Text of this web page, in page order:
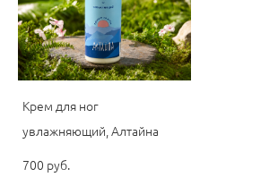
Крем для ног
увлажняющий, Алтайна
700 pуб.